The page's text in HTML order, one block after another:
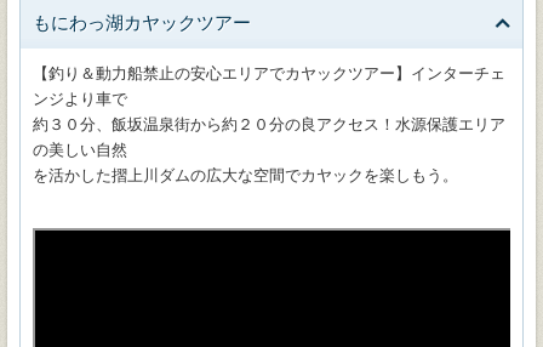
もにわっ湖カヤックツアー
【釣り＆動力船禁止の安心エリアでカヤックツアー】インターチェ
ンジより車で
約３０分、飯坂温泉街から約２０分の良アクセス！水源保護エリア
の美しい自然
を活かした摺上川ダムの広大な空間でカヤックを楽しもう。